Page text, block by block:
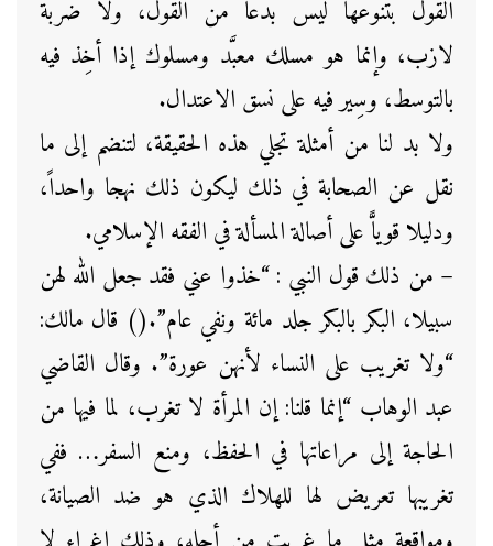
القول بتنوعها ليس بدعاً من القول، ولا ضربةَ
لازب، وإنما هو مسلك معبَّد ومسلوك إذا أخِذ فيه
بالتوسط، وسِير فيه على نسق الاعتدال.
ولا بد لنا من أمثلة تجلي هذه الحقيقة، لتنضم إلى ما
نقل عن الصحابة في ذلك ليكون ذلك نهجا واحداً،
ودليلا قوياًّ على أصالة المسألة في الفقه الإسلامي.
– من ذلك قول النبي : “خذوا عني فقد جعل الله لهن
سبيلا، البكر بالبكر جلد مائة ونفي عام”.() قال مالك:
“ولا تغريب على النساء لأنهن عورة”. وقال القاضي
عبد الوهاب “إنما قلنا: إن المرأة لا تغرب، لما فيها من
الحاجة إلى مراعاتها في الحفظ، ومنع السفر… ففي
تغريبها تعريض لها للهلاك الذي هو ضد الصيانة،